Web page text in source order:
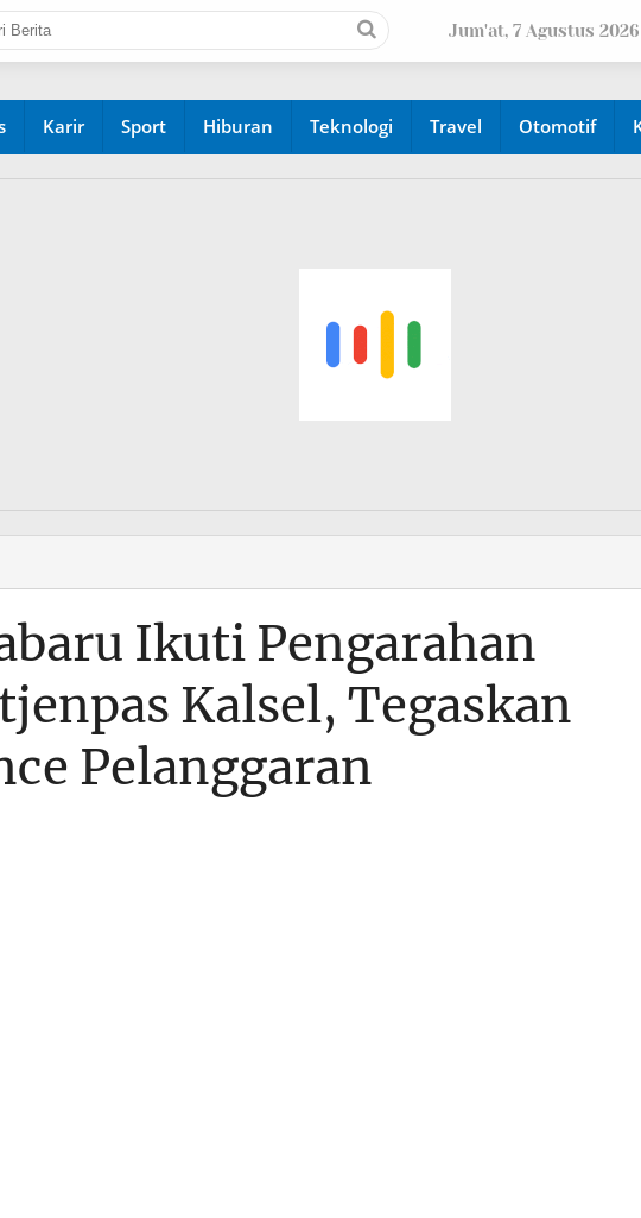
Jum'at, 7 Agustus 2026
Karir Sport Hiburan Teknologi Travel Otomotif
Ikuti Pengarahan
Kalsel, Tegaskan
Pelanggaran